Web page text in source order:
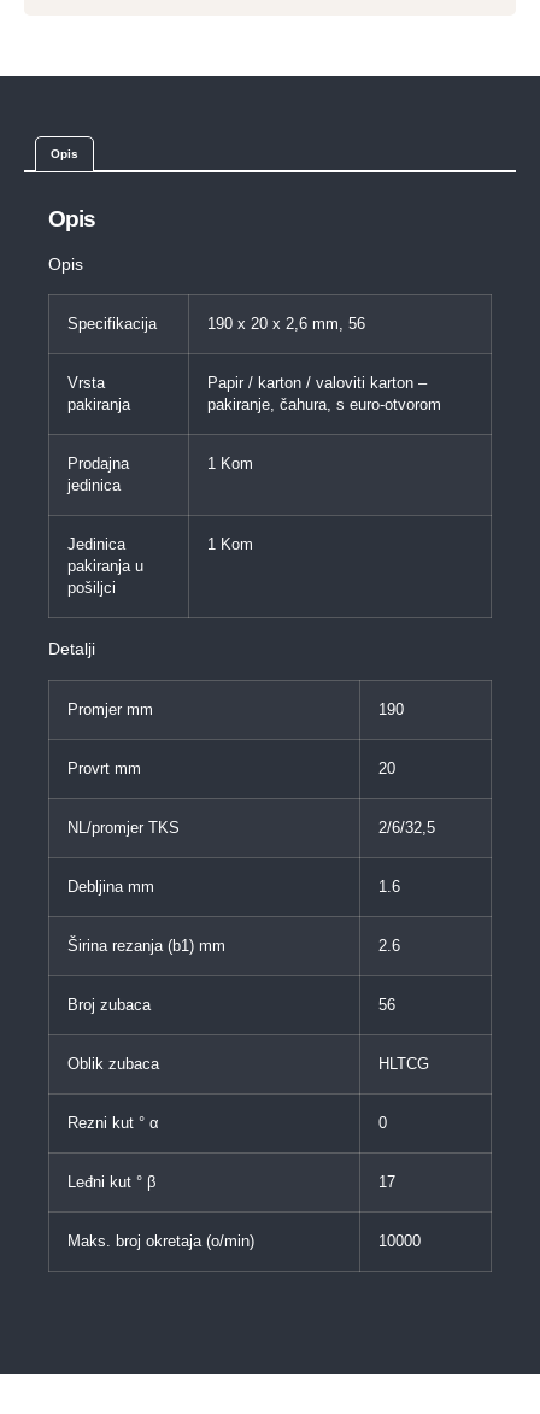
Opis
Opis
Opis
Specifikacija 190 x 20 x 2,6 mm, 56
Vrsta
pakiranja
Papir / karton / valoviti karton –
pakiranje, čahura, s euro-otvorom
Prodajna
jedinica
1 Kom
Jedinica
pakiranja u
pošiljci
1 Kom
Detalji
Promjer mm 190
Provrt mm 20
NL/promjer TKS 2/6/32,5
Debljina mm 1.6
Širina rezanja (b1) mm 2.6
Broj zubaca 56
Oblik zubaca HLTCG
Rezni kut ° α 0
Leđni kut ° β 17
Maks. broj okretaja (o/min) 10000